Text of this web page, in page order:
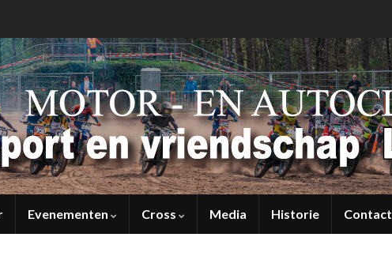
Evenementen Cross Media Historie Contact